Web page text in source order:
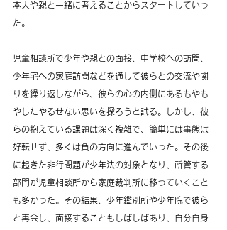
本人や親と一緒に考えることからスタートしていっ
た。
児童相談所で少年や親との面接、中学校への訪問、
少年宅への家庭訪問などを通して彼らとの交流や関
りを繰り返しながら、彼らの心の内側にあるもやも
やしたやるせない思いを探ろうと試る。しかし、彼
らの抱えている課題は深く複雑で、簡単には事態は
好転せず、多くは負の方向に進んでいった。その後
に起きた非行問題が少年法の対象となり、所管する
部門が児童相談所から家庭裁判所に移っていくこと
も多かった。その結果、少年鑑別所や少年院で彼ら
と再会し、面接することもしばしばあり、自分自身